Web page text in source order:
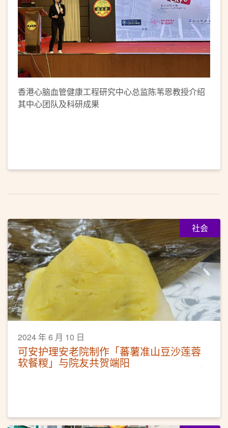
香港心脑血管健康工程研究中心总监陈苇恩教授介绍
其中心团队及科研成果
社会
2024 年 6 月 10 日
可安护理安老院制作「蕃薯准山豆沙莲蓉
软餐糉」与院友共贺端阳